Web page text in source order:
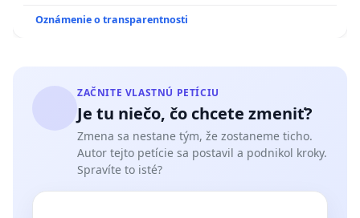
Oznámenie o transparentnosti
ZAČNITE VLASTNÚ PETÍCIU
Je tu niečo, čo chcete zmeniť?
Zmena sa nestane tým, že zostaneme ticho.
Autor tejto petície sa postavil a podnikol kroky.
Spravíte to isté?